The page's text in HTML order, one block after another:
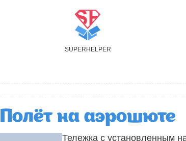
SUPER H ELPER
Полёт на аэрошюте
Тележка с установленным